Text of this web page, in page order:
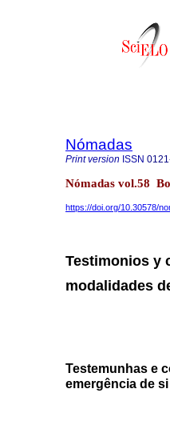
Nómadas
Print version ISSN
Nómadas vol.58
https://doi.org/10.30578/
Testimonios y
modalidades
Testemunhas e
emergência de si